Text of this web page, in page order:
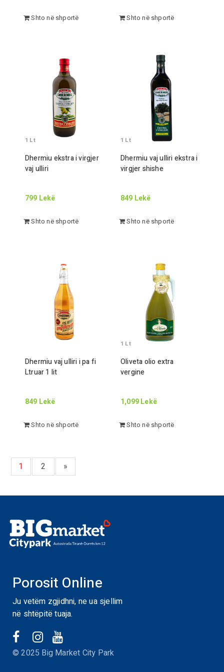
Shto në shportë Shto në shportë
Dhermiu ekstra i virgjer
vaj ulliri
1 Lt
799 Lekë
Shto në shportë
Dhermiu vaj ulliri ekstra i
virgjer shishe
1 Lt
849 Lekë
Shto në shportë
Dhermiu vaj ulliri i pa fi
Ltruar1 lit
849 Lekë
Shto në shportë
Oliveta olio extra
vergine
1 Lt
1,099Lekë
Shto në shportë
1 2 »
Porosit Online
Ju vetëm zgjidhni, ne ua sjellim
në shtëpitë tuaja.
© 2025 Big Market City Park